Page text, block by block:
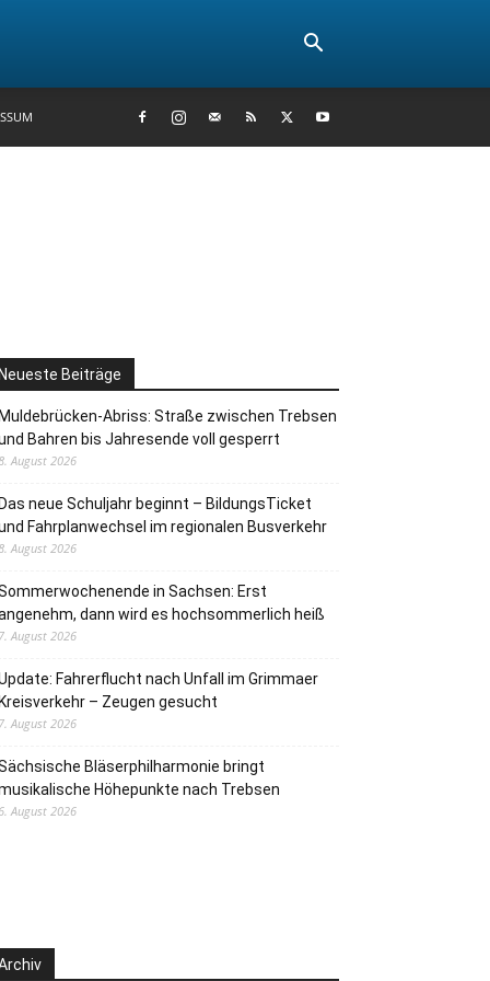
Neueste Beiträge
Muldebrücken-Abriss: Straße zwischen Trebsen
Bahren bis Jahresende voll gesperrt
August 2026
Das neue Schuljahr beginnt – BildungsTicket
Fahrplanwechsel im regionalen Busverkehr
August 2026
in Sachsen: Erst
dann wird es hochsommerlich heiß
7. August 2026
Fahrerflucht nach Unfall im Grimmaer
Kreisverkehr – Zeugen gesucht
7. August 2026
Bläserphilharmonie bringt
Höhepunkte nach Trebsen
6. August 2026